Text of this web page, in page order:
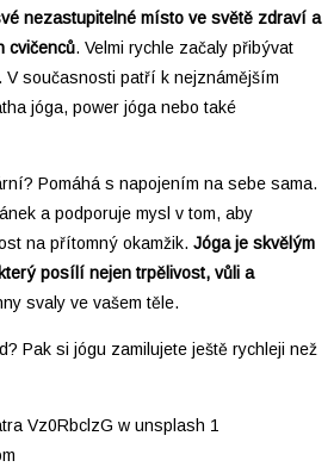
nezastupitelné místo ve světě zdraví a
cvičenců. Velmi rychle začaly přibývat
současnosti patří k nejznámějším
jóga, power jóga nebo také
Pomáhá s napojením na sebe sama.
a podporuje mysl v tom, aby
na přítomný okamžik. Jóga je skvělým
posílí nejen trpělivost, vůli a
svaly ve vašem těle.
Pak si jógu zamilujete ještě rychleji než